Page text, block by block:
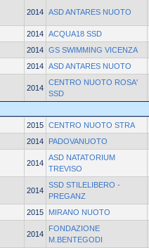
2014 ASD ANTARES NUOTO
2014 ACQUA18 SSD
2014 GS SWIMMING VICENZA
2014 ASD ANTARES NUOTO
2014
CENTRO NUOTO ROSA'
SSD
2015 CENTRO NUOTO STRA
2014 PADOVANUOTO
2014
ASD NATATORIUM
TREVISO
2014
SSD STILELIBERO -
PREGANZ
2015 MIRANO NUOTO
2014
FONDAZIONE
M.BENTEGODI